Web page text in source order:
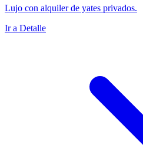
Lujo con alquiler de yates privados.
Ir a Detalle